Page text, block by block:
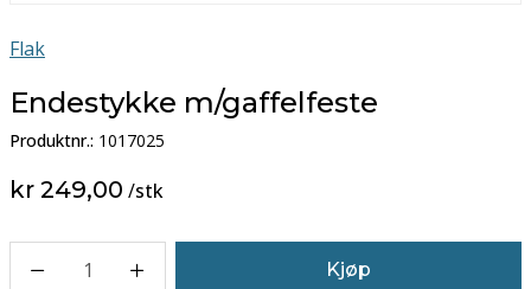
Flak
Endestykke m/gaffelfeste
Produktnr.: 1017025
kr 249,00 /stk
1 Kjøp